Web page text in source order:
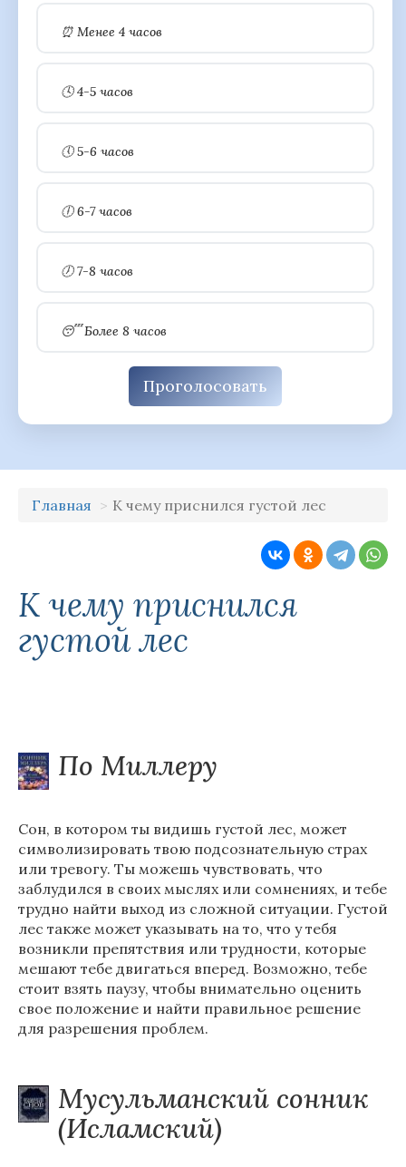
⏰ Менее 4 часов
🕓 4-5 часов
🕔 5-6 часов
🕕 6-7 часов
🕖 7-8 часов
😴 Более 8 часов
Проголосовать
Главная К чему приснился густой лес
К чему приснился
густой лес
По Миллеру
Сон, в котором ты видишь густой лес, может
символизировать твою подсознательную страх
или тревогу. Ты можешь чувствовать, что
заблудился в своих мыслях или сомнениях, и тебе
трудно найти выход из сложной ситуации. Густой
лес также может указывать на то, что у тебя
возникли препятствия или трудности, которые
мешают тебе двигаться вперед. Возможно, тебе
стоит взять паузу, чтобы внимательно оценить
свое положение и найти правильное решение
для разрешения проблем.
Мусульманский сонник
(Исламский)